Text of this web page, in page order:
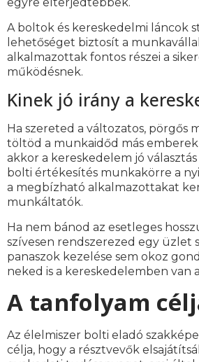
egyre elterjedtebbek.
A boltok és kereskedelmi láncok
lehetőséget biztosít a
alkalmazottak fontos részei a
működésnek.
Kinek jó irány a
Ha szereted a változatos, pörgős
töltöd a munkaidőd más emberek
akkor a kereskedelem jó
bolti értékesítés munkakörre a
a megbízható alkalmazottakat
munkáltatók.
Ha nem bánod az esetleges
szívesen rendszerezed egy üzlet
panaszok kezelése sem okoz
neked is a kereskedelemben van
A tanfolyam
Az élelmiszer bolti eladó
célja, hogy a résztvevők